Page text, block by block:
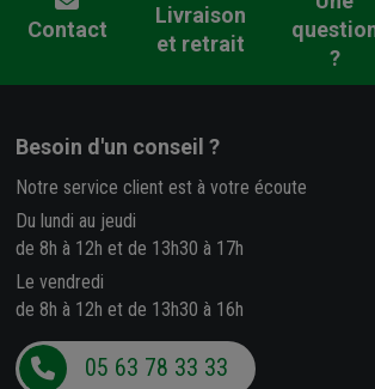
Contact
Livraison
et retrait
?
Besoin d'un conseil ?
Notre service client est à votre écoute
Du lundi au jeudi
de 8h à 12h et de 13h30 à 17h
Le vendredi
de 8h à 12h et de 13h30 à 16h
05 63 78 33 33